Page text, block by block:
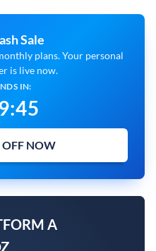
Sale
plans. Your personal
is live now.
IN:
:43
NOW
A